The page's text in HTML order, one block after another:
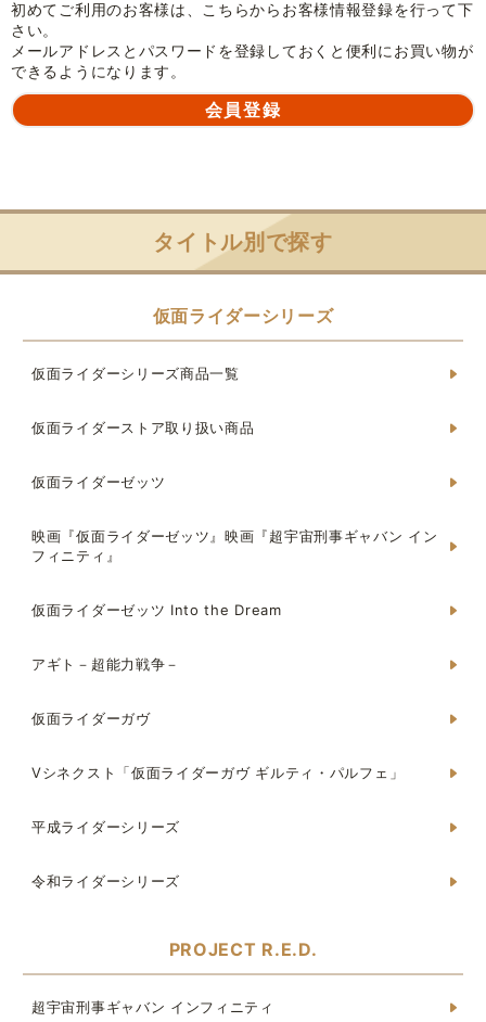
初めてご利用のお客様は、こちらからお客様情報登録を行って下
さい。
メールアドレスとパスワードを登録しておくと便利にお買い物が
できるようになります。
タイトル別で探す
仮面ライダーシリーズ
仮面ライダーシリーズ商品一覧
仮面ライダーストア取り扱い商品
仮面ライダーゼッツ
映画『仮面ライダーゼッツ』映画『超宇宙刑事ギャバン イン
フィニティ』
仮面ライダーゼッツ Into the Dream
アギト－超能力戦争－
仮面ライダーガヴ
Vシネクスト「仮面ライダーガヴ ギルティ・パルフェ」
平成ライダーシリーズ
令和ライダーシリーズ
PROJECT R.E.D.
超宇宙刑事ギャバン インフィニティ